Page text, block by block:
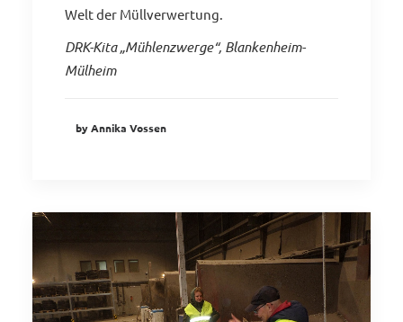
Welt der Müllverwertung.
DRK-Kita „Mühlenzwerge“, Blankenheim-
Mülheim
by Annika Vossen